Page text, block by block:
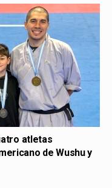
atletas
de Wushu y